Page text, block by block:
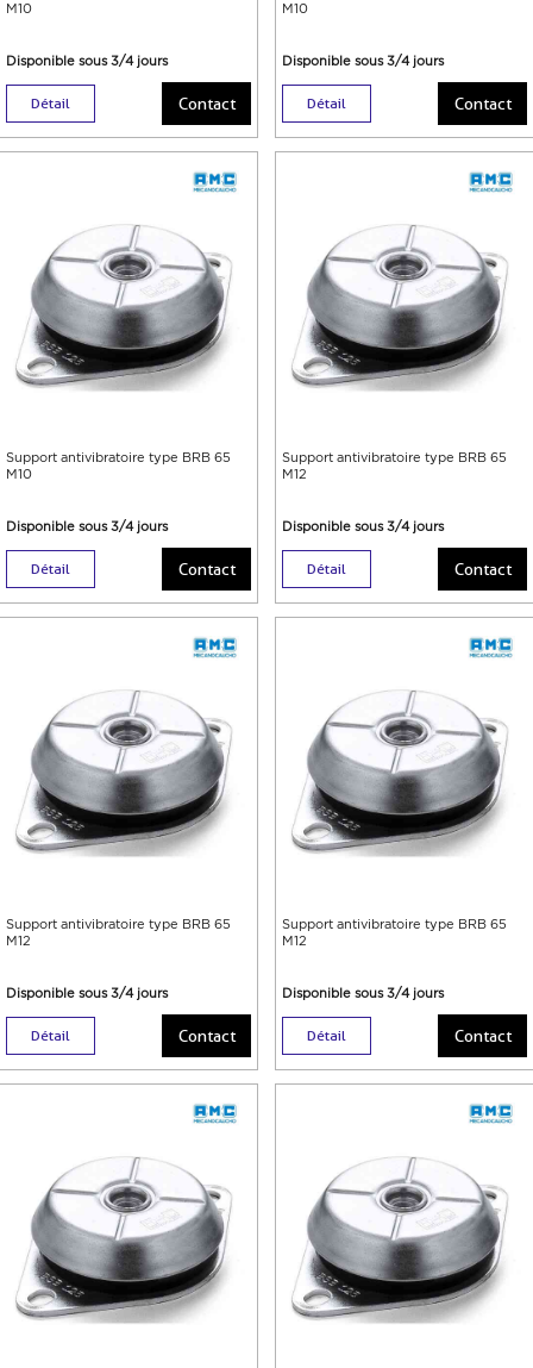
M10
Disponible sous 3/4 jours
Détail Contact
M10
Disponible sous 3/4 jours
Détail Contact
Support antivibratoire type BRB 65
M10
Disponible sous 3/4 jours
Détail Contact
Support antivibratoire type BRB 65
M12
Disponible sous 3/4 jours
Détail Contact
Support antivibratoire type BRB 65
M12
Disponible sous 3/4 jours
Détail Contact
Support antivibratoire type BRB 65
M12
Disponible sous 3/4 jours
Détail Contact